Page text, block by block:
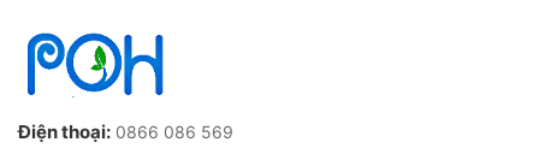
Điện thoại: 0866 086 569